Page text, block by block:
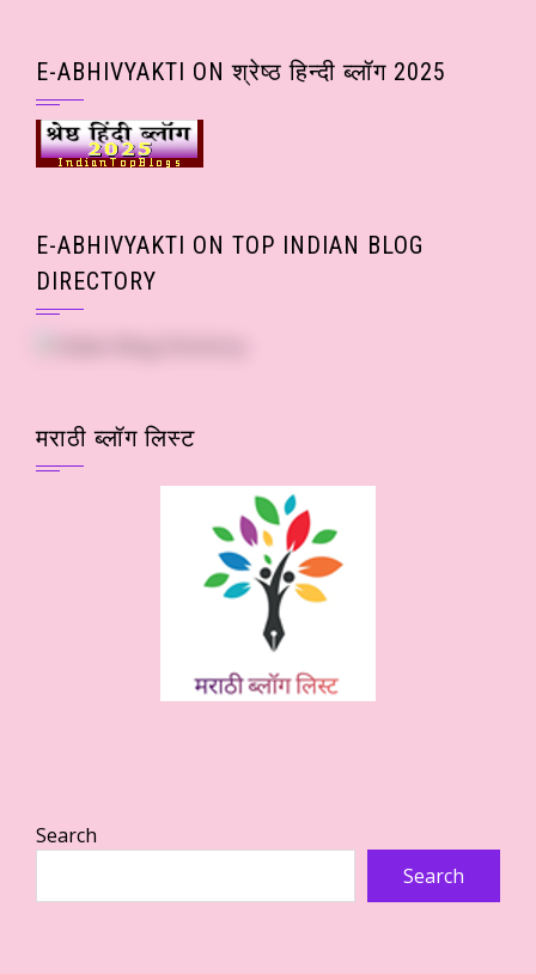
E-ABHIVYAKTI ON श्रेष्ठ हिन्दी ब्लॉग 2025
E-ABHIVYAKTI ON TOP INDIAN BLOG
DIRECTORY
मराठी ब्लॉग लिस्ट
Search
Search